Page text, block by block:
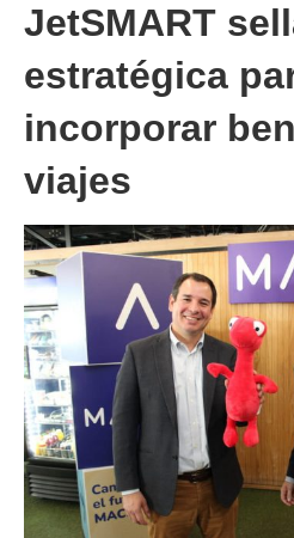
JetSMART
estratégica
incorporar
viajes